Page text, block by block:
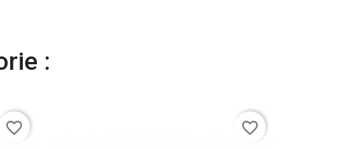
:
favorite_border favorite_border